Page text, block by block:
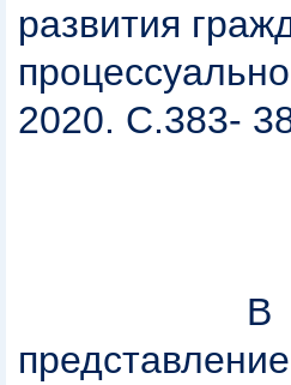
развития
2020. С.383-
В